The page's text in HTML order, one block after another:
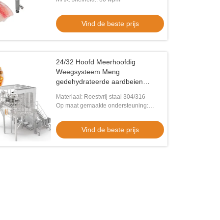
- kwaliteit 17 Duim HMI
Voedsel X Ray Inspector
Food X Ray Inspection
Automatic X van IP66 100KV Ray
Detector
Vind de beste prijs
24/32 Hoofd Meerhoofdig
Weegsysteem Meng
gedehydrateerde aardbeien
groentenverpakkingsmachine
Materiaal: Roestvrij staal 304/316
Op maat gemaakte ondersteuning:
Vind de beste prijs